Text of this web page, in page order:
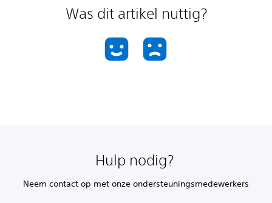
Was dit artikel nuttig?
Hulp nodig?
Neem contact op met onze ondersteuningsmedewerkers